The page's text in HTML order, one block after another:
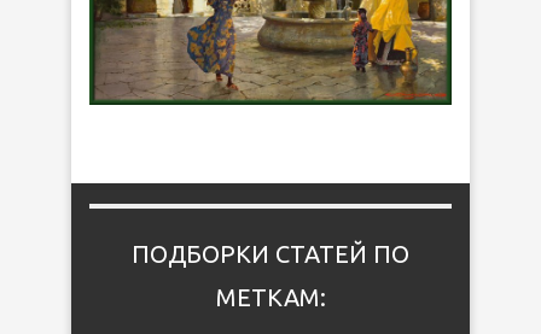
ПОДБОРКИ СТАТЕЙ ПО
МЕТКАМ: